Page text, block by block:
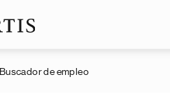
Buscador de empleo